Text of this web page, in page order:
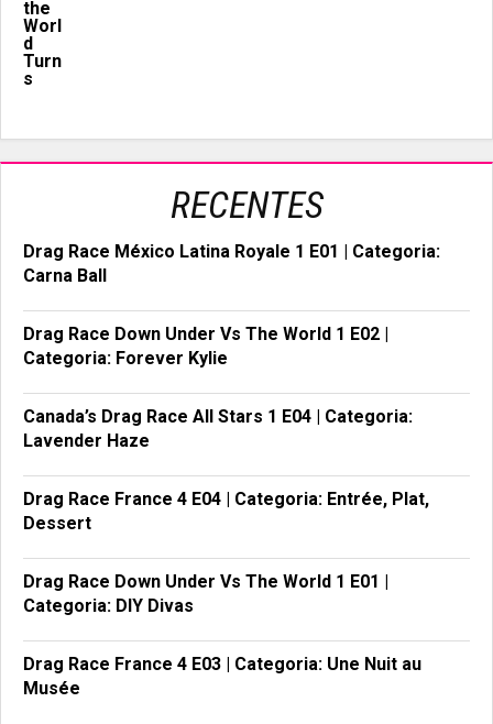
RECENTES
Drag Race México Latina Royale 1 E01 | Categoria:
Carna Ball
Drag Race Down Under Vs The World 1 E02 |
Categoria: Forever Kylie
Canada’s Drag Race All Stars 1 E04 | Categoria:
Lavender Haze
Drag Race France 4 E04 | Categoria: Entrée, Plat,
Dessert
Drag Race Down Under Vs The World 1 E01 |
Categoria: DIY Divas
Drag Race France 4 E03 | Categoria: Une Nuit au
Musée